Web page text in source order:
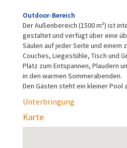
Outdoor-Bereich
Der Außenbereich (1500 m²) ist
gestaltet und verfügt über eine
Säulen auf jeder Seite und einem
Couches, Liegestühle, Tisch und
Platz zum Entspannen, Plaudern
in den warmen Sommerabenden.
Den Gästen steht ein kleiner Pool
Unterbringung
Karte